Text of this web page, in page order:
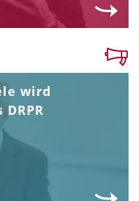
wird